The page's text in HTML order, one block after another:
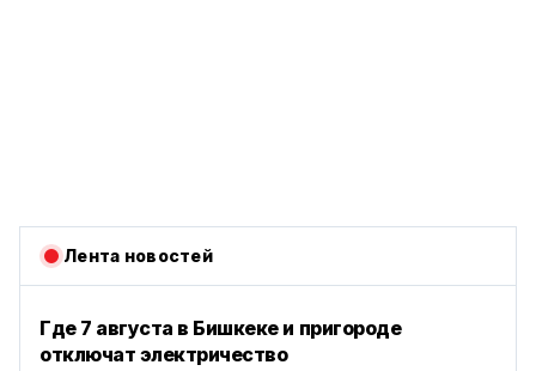
Лента новостей
Где 7 августа в Бишкеке и пригороде
отключат электричество